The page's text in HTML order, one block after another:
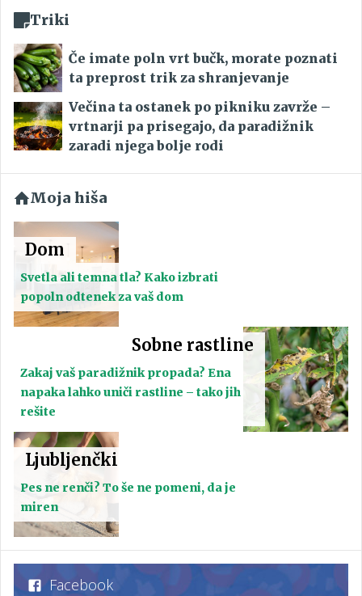
Triki
Če imate poln vrt bučk, morate poznati
ta preprost trik za shranjevanje
Večina ta ostanek po pikniku zavrže –
vrtnarji pa prisegajo, da paradižnik
zaradi njega bolje rodi
Moja hiša
Dom
Svetla ali temna tla? Kako izbrati
popoln odtenek za vaš dom
Sobne rastline
Zakaj vaš paradižnik propada? Ena
napaka lahko uniči rastline – tako jih
rešite
Ljubljenčki
Pes ne renči? To še ne pomeni, da je
miren
Facebook